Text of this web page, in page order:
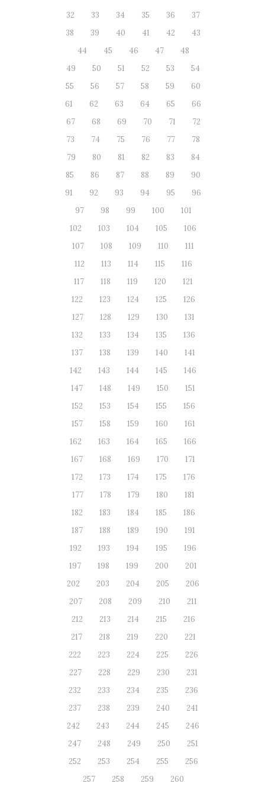
32
33 34 35 36
37
38
39 40 41 42
43
44
45 46 47
48
49
50 51 52 53
54
55
56 57 58 59
60
61
62 63 64 65
66
67
68 69 70 71
72
73
74 75 76 77
78
79
80 81 82 83
84
85
86 87 88 89
90
91
92 93 94 95
96
97
98 99 100
101
102
103 104 105
106
107
108 109 110
111
112
113 114 115
116
117
118 119 120
121
122
123 124 125
126
127
128 129 130
131
132
133 134 135
136
137
138 139 140
141
142
143 144 145
146
147
148 149 150
151
152
153 154 155
156
157
158 159 160
161
162
163 164 165
166
167
168 169 170
171
172
173 174 175
176
177
178 179 180
181
182
183 184 185
186
187
188 189 190
191
192
193 194 195
196
197
198 199 200
201
202
203 204 205
206
207
208 209 210
211
212
213 214 215
216
217
218 219 220
221
222
223 224 225
226
227
228 229 230
231
232
233 234 235
236
237
238 239 240
241
242
243 244 245
246
247
248 249 250
251
252
253 254 255
256
257
258 259 260